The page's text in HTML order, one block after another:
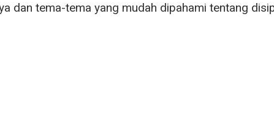
dan tema-tema yang mudah dipahami tentang